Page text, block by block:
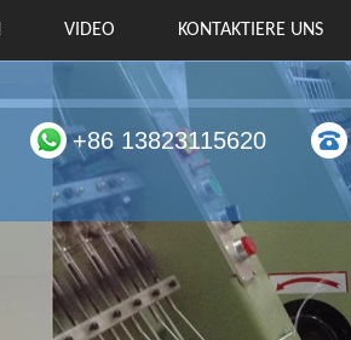
VIDEO KONTAKTIERE UNS
+86 13823115620